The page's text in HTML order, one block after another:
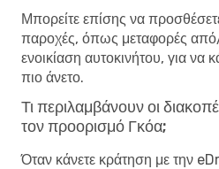
Μπορείτε επίσης να
παροχές, όπως μεταφορές
ενοικίαση αυτοκινήτου, για να
πιο άνετο.
Τι περιλαμβάνουν οι
τον προορισμό Γκόα;
Όταν κάνετε κράτηση με την